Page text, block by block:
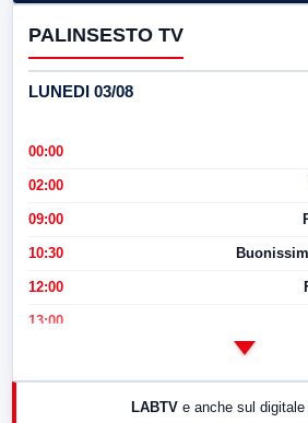
PALINSESTO TV
LUNEDI 03/08
00:00
02:00
09:00
10:30
12:00
13:00
17:00
LABTV e anche sul